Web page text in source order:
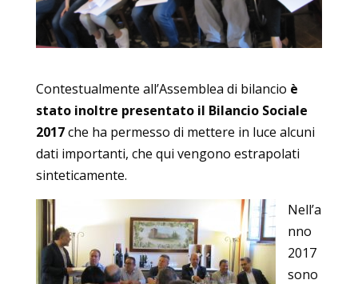
Contestualmente all’Assemblea di bilancio è
stato inoltre presentato il Bilancio Sociale
2017che ha permesso di mettere in luce alcuni
dati importanti, che qui vengono estrapolati
sinteticamente.
Nell’a
nno
2017
sono